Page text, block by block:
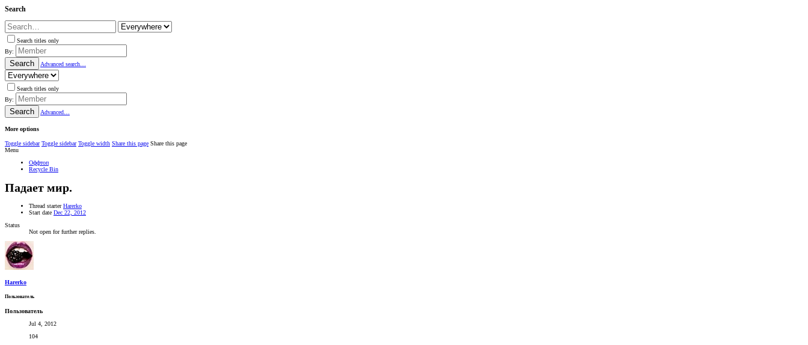
Search
Search titles only
By:
Search Advanced search…
Search titles only
By:
Search Advanced…
More options
Toggle sidebar Toggle sidebar Toggle width Share this page Share this page
Menu
Оффтоп
Recycle Bin
Падает мир.
Thread starter Harerko
Start date Dec 22, 2012
Status
Not open for further replies.
Harerko
Пользователь
Пользователь
Jul 4, 2012
104